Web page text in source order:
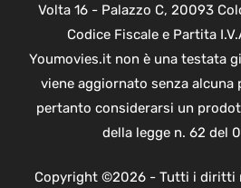
Volta 16 - Palazzo C, 20093
Codice Fiscale e Partita
Youmovies.it non è una testata
viene aggiornato senza alcuna
pertanto considerarsi un
della legge n. 62 del
Copyright ©2026 - Tutti i diritti